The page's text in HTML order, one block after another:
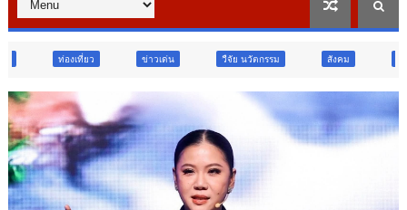
ข่าวเด่น วืจัย นวัตกรรม สังคม